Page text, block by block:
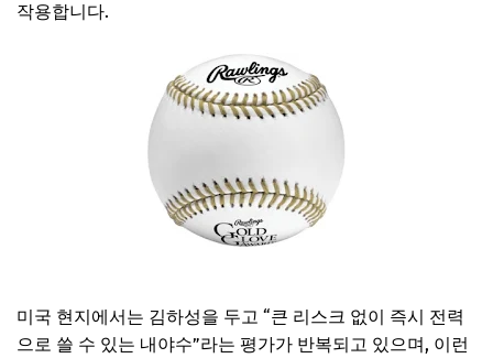
작용합니다.
미국 현지에서는 김하성을 두고 “큰 리스크 없이 즉시 전력
으로 쓸 수 있는 내야수”라는 평가가 반복되고 있으며, 이런